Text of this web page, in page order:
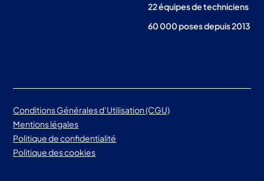
22 équipes de techniciens
60 000 poses depuis 2013
Conditions Générales d’Utilisation (CGU)
Mentions légales
Politique de confidentialité
Politique des cookies